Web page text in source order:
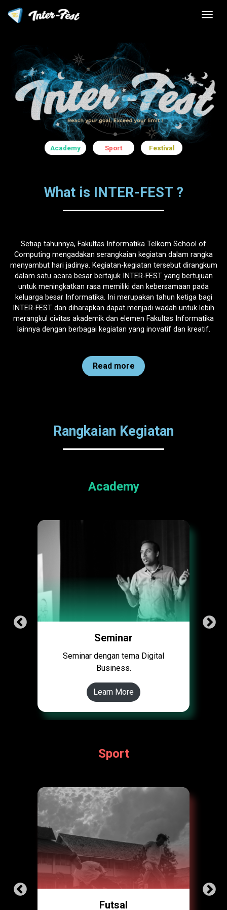
Academy Sport Festival
What is INTER-FEST ?
Setiap tahunnya, Fakultas Informatika Telkom School of
Computing mengadakan serangkaian kegiatan dalam rangka
menyambut hari jadinya. Kegiatan-kegiatan tersebut dirangkum
dalam satu acara besar bertajuk INTER-FEST yang bertujuan
untuk meningkatkan rasa memiliki dan kebersamaan pada
keluarga besar Informatika. Ini merupakan tahun ketiga bagi
INTER-FEST dan diharapkan dapat menjadi wadah untuk lebih
merangkul civitas akademik dan elemen Fakultas Informatika
lainnya dengan berbagai kegiatan yang inovatif dan kreatif.
Read more
Rangkaian Kegiatan
Academy
Seminar
Seminar dengan tema Digital
Business.
Learn More
Sport
Futsal